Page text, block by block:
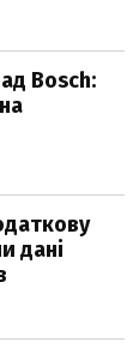
Bosch:
дані